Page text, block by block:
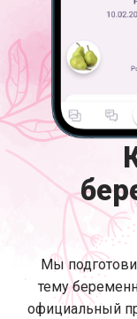
Мы
тему
официальный